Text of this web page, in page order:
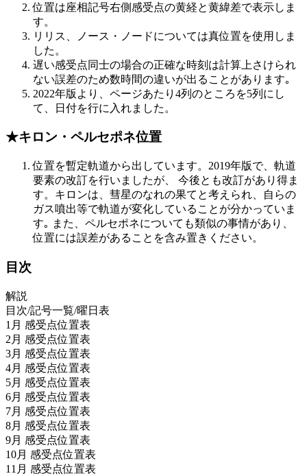
位置は座相記号右側感受点の黄経と黄緯差で表示しま
す。
リリス、ノース・ノードについては真位置を使用しま
した。
遅い感受点同士の場合の正確な時刻は計算上さけられ
ない誤差のため数時間の違いが出ることがあります｡
2022年版より、ページあたり4列のところを5列にし
て、日付を行に入れました。
★キロン・ペルセポネ位置
位置を暫定軌道から出しています。2019年版で、軌道
要素の改訂を行いましたが、 今後とも改訂があり得ま
す。キロンは、彗星のなれの果てと考えられ、自らの
ガス噴出等で軌道が変化していることが分かっていま
す｡ また、ペルセポネについても類似の事情があり、
位置には誤差があることを含み置きください。
目次
解説
目次/記号一覧/曜日表
1月 感受点位置表
2月 感受点位置表
3月 感受点位置表
4月 感受点位置表
5月 感受点位置表
6月 感受点位置表
7月 感受点位置表
8月 感受点位置表
9月 感受点位置表
10月 感受点位置表
11月 感受点位置表